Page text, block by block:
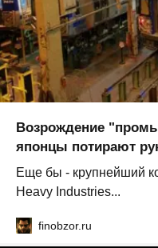
Возрождение
японцы потирают
Еще бы - крупнейший
Heavy Industries...
finobzor.ru